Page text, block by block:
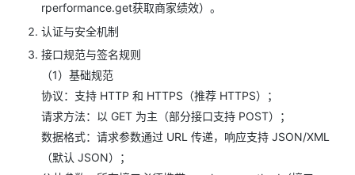
rperformance.get获取商家绩效）。
认证与安全机制
接口规范与签名规则
（1）基础规范
协议：支持 HTTP 和 HTTPS（推荐 HTTPS）；
请求方法：以 GET 为主（部分接口支持 POST）；
数据格式：请求参数通过 URL 传递，响应支持 JSON/XML
（默认 JSON）；